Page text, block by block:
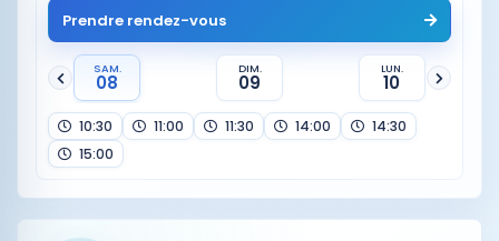
Prendre rendez-vous
SAM.
08
DIM.
09
LUN.
10
10:30 11:00 11:30 14:00
14:30
15:00